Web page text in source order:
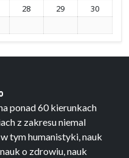
28 29
30
ponad 60 kierunkach
z zakresu niemal
tym humanistyki, nauk
o zdrowiu, nauk